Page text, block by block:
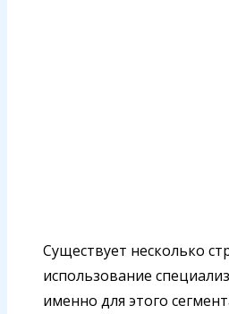
Существует несколько
использование
именно для этого